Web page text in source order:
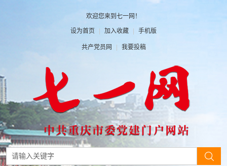
欢迎您来到七一网！
设为首页 | 加入收藏 | 手机版
共产党员网 | 我要投稿